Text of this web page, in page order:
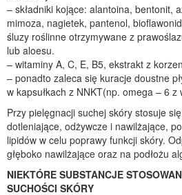
– składniki kojące: alantoina, bentonit,
mimoza, nagietek, pantenol,
śluzy roślinne otrzymywane z
lub aloesu.
– witaminy A, C, E, B5, ekstrakt z
– ponadto zaleca się kuracje doustne
w kapsułkach z NNKT(np. omega – 6 z
Przy pielęgnacji suchej skóry stosuje
dotleniające, odżywcze i nawilżające,
lipidów w celu poprawy funkcji skóry.
głęboko nawilżające oraz na podłożu
NIEKTÓRE SUBSTANCJE
SUCHOŚCI SKÓRY